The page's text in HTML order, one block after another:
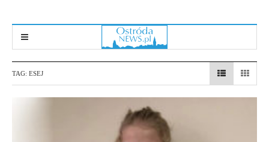
TAG: ESEJ